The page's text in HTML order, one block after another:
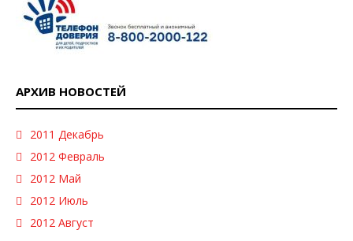
АРХИВ НОВОСТЕЙ
2011 Декабрь
2012 Февраль
2012 Май
2012 Июль
2012 Август